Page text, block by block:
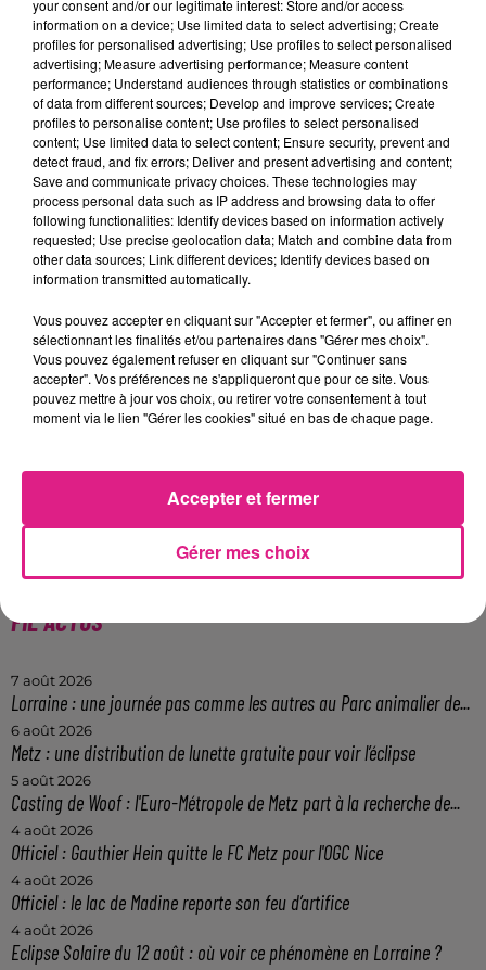
leader du championnat, en
qu�te pour le titre de champion
de France.�N�anmoins, l'ASNL a
quelques atouts pour cette
opposition. L'avant-match avec
Lo�c Puyo, milieu de terrain
nanc�ien�:
.
L'AS Nancy Lorraine affronte
donc Monacoce samedi, � partir
ensuite � Dijon le dimanche 14
mai, avant de recevoir St Etienne
le 20 mai.
FIL ACTUS
7 août 2026
Lorraine : une journée pas comme les autres au Parc animalier de...
6 août 2026
Metz : une distribution de lunette gratuite pour voir l’éclipse
5 août 2026
Casting de Woof : l'Euro-Métropole de Metz part à la recherche de...
4 août 2026
Officiel : Gauthier Hein quitte le FC Metz pour l'OGC Nice
4 août 2026
Officiel : le lac de Madine reporte son feu d’artifice
4 août 2026
Eclipse Solaire du 12 août : où voir ce phénomène en Lorraine ?
your consent and/or our legitimate interest: Store and/or access
information on a device; Use limited data to select advertising; Create
profiles for personalised advertising; Use profiles to select personalised
advertising; Measure advertising performance; Measure content
performance; Understand audiences through statistics or combinations
of data from different sources; Develop and improve services; Create
profiles to personalise content; Use profiles to select personalised
content; Use limited data to select content; Ensure security, prevent and
detect fraud, and fix errors; Deliver and present advertising and content;
Save and communicate privacy choices. These technologies may
process personal data such as IP address and browsing data to offer
following functionalities: Identify devices based on information actively
requested; Use precise geolocation data; Match and combine data from
other data sources; Link different devices; Identify devices based on
information transmitted automatically.
Vous pouvez accepter en cliquant sur "Accepter et fermer", ou affiner en
sélectionnant les finalités et/ou partenaires dans "Gérer mes choix".
Vous pouvez également refuser en cliquant sur "Continuer sans
accepter". Vos préférences ne s'appliqueront que pour ce site. Vous
pouvez mettre à jour vos choix, ou retirer votre consentement à tout
moment via le lien "Gérer les cookies" situé en bas de chaque page.
Gérer mes choix
Accepter et fermer